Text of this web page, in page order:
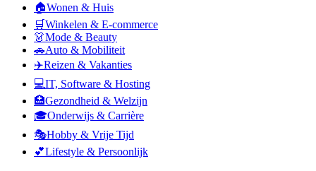
🏠Wonen & Huis
🛒Winkelen & E-commerce
👗Mode & Beauty
🚗Auto & Mobiliteit
✈️Reizen & Vakanties
💻IT, Software & Hosting
🏥Gezondheid & Welzijn
🎓Onderwijs & Carrière
🎭Hobby & Vrije Tijd
💕Lifestyle & Persoonlijk